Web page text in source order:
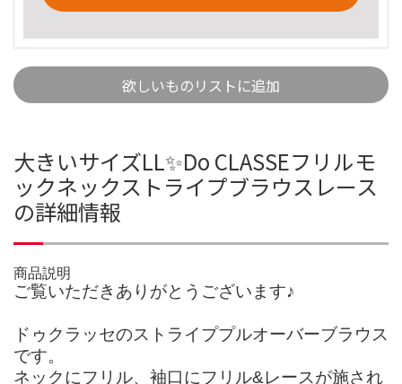
欲しいものリストに追加
大きいサイズLL✨Do CLASSEフリルモ
ックネックストライプブラウスレース
の詳細情報
商品説明
ご覧いただきありがとうございます♪
ドゥクラッセのストライププルオーバーブラウス
です。
ネックにフリル、袖口にフリル&レースが施され